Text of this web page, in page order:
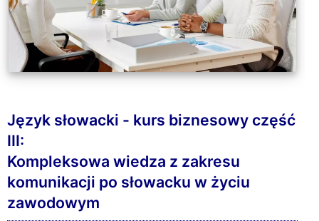
Język słowacki - kurs biznesowy część
III:
Kompleksowa wiedza z zakresu
komunikacji po słowacku w życiu
zawodowym